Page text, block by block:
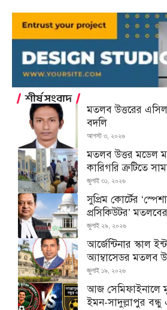
শীর্ষ সংবাদ
মতলব উত্তরের
বদলি
আগস্ট ৩, ২০২৬
মতলব উত্তর মডেল
কারিগরি ত্রুটিতে
জুলাই ৩১, ২০২৬
সুপ্রিম কোর্টের
প্রসিকিউটর’
জুলাই ২৯, ২০২৬
আর্জেন্টিনার স্কাল
অ্যাম্বাসেডর মতলব
জুলাই ১৯, ২০২৬
আজ সেমিফাইনালে
ইমন-সাদুল্লাপুর